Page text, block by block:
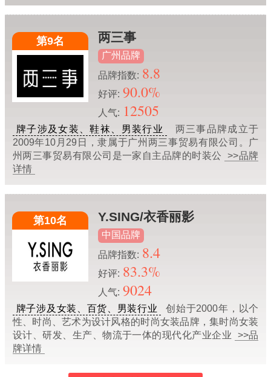
第9名 两三事
广州品牌
品牌指数: 8.8
好评: 90.0%
人气: 12505
牌子涉及女装、鞋袜、男装行业
两三事品牌成立于
2009年10月29日，隶属于广州两三事贸易有限公司。广
州两三事贸易有限公司是一家自主品牌的时装公
>>品牌
详情
第10名 Y.SING/衣香丽影
中国品牌
品牌指数: 8.4
好评: 83.3%
人气: 9024
牌子涉及女装、百货、男装行业
创始于2000年，以个
性、时尚、艺术为设计风格的时尚女装品牌，集时尚女装
设计、研发、生产、物流于一体的现代化产业企业
>>品
牌详情